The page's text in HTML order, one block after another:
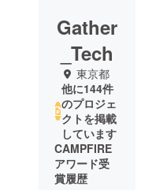
Gather
_Tech
東京都
他に144件
のプロジェ
クトを掲載
しています
CAMPFIRE
アワード受
賞履歴